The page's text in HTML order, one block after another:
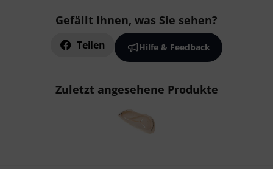
Gefällt Ihnen, was Sie sehen?
Teilen Hilfe & Feedback
Zuletzt angesehene Produkte